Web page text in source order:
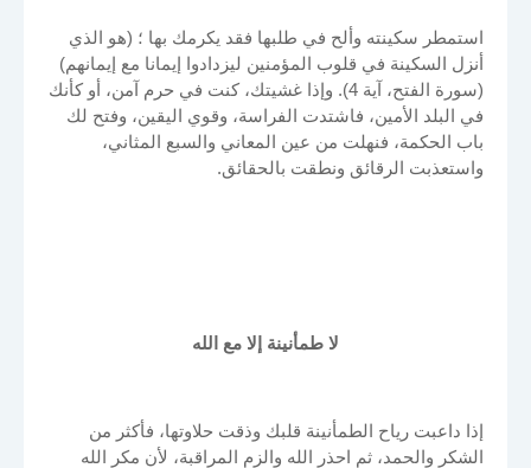
استمطر سكينته وألح في طلبها فقد يكرمك بها ؛ (هو الذي
أنزل السكينة في قلوب المؤمنين ليزدادوا إيمانا مع إيمانهم)
(سورة الفتح، آية 4). وإذا غشيتك، كنت في حرم آمن، أو كأنك
في البلد الأمين، فاشتدت الفراسة، وقوي اليقين، وفتح لك
باب الحكمة، فنهلت من عين المعاني والسبع المثاني،
واستعذبت الرقائق ونطقت بالحقائق.
لا طمأنينة إلا مع الله
إذا داعبت رياح الطمأنينة قلبك وذقت حلاوتها، فأكثر من
الشكر والحمد، ثم احذر الله والزم المراقبة، لأن مكر الله